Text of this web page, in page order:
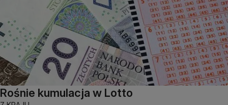
Rośnie kumulacja w Lotto